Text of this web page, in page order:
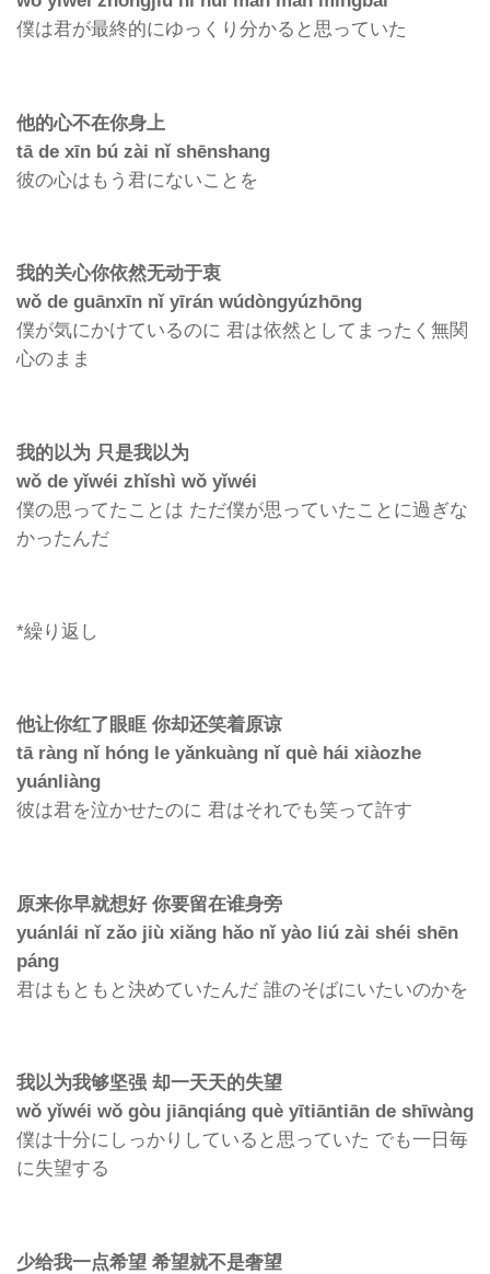
僕は君が最終的にゆっくり分かると思っていた
他的心不在你身上
tā de xīn bú zài nǐ shēnshang
彼の心はもう君にないことを
我的关心你依然无动于衷
wǒ de guānxīn nǐ yīrán wúdòngyúzhōng
僕が気にかけているのに 君は依然としてまったく無関
心のまま
我的以为 只是我以为
wǒ de yǐwéi zhǐshì wǒ yǐwéi
僕の思ってたことは ただ僕が思っていたことに過ぎな
かったんだ
*繰り返し
他让你红了眼眶 你却还笑着原谅
tā ràng nǐ hóng le yǎnkuàng nǐ què hái xiàozhe
yuánliàng
彼は君を泣かせたのに 君はそれでも笑って許す
原来你早就想好 你要留在谁身旁
yuánlái nǐ zǎo jiù xiǎng hǎo nǐ yào liú zài shéi shēn
páng
君はもともと決めていたんだ 誰のそばにいたいのかを
我以为我够坚强 却一天天的失望
wǒ yǐwéi wǒ gòu jiānqiáng què yītiāntiān de shīwàng
僕は十分にしっかりしていると思っていた でも一日毎
に失望する
少给我一点希望 希望就不是奢望